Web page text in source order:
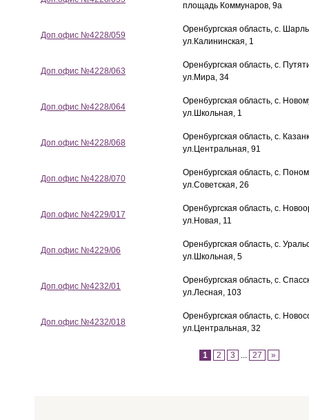
площадь Коммунаров, 9а
Доп.офис №4228/059
Оренбургская область, с.
ул.Калининская, 1
Доп.офис №4228/063
Оренбургская область, с.
ул.Мира, 34
Доп.офис №4228/064
Оренбургская область, с.
ул.Школьная, 1
Доп.офис №4228/068
Оренбургская область, с.
ул.Центральная, 91
Доп.офис №4228/070
Оренбургская область, с.
ул.Советская, 26
Доп.офис №4229/017
Оренбургская область, с.
ул.Новая, 11
Доп.офис №4229/06
Оренбургская область, с.
ул.Школьная, 5
Доп.офис №4232/01
Оренбургская область, с.
ул.Лесная, 103
Доп.офис №4232/018
Оренбургская область, с.
ул.Центральная, 32
1 2 3 ... 27 »